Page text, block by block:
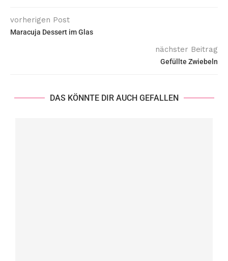
vorherigen Post
Maracuja Dessert im Glas
nächster Beitrag
Gefüllte Zwiebeln
DAS KÖNNTE DIR AUCH GEFALLEN